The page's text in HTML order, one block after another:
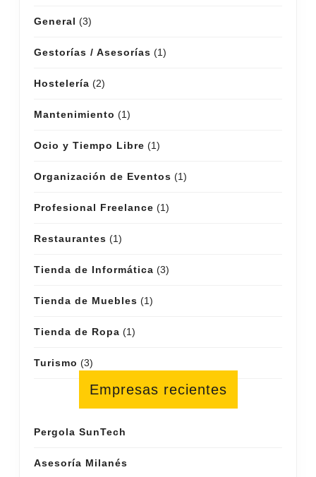
General (3)
Gestorías / Asesorías (1)
Hostelería (2)
Mantenimiento (1)
Ocio y Tiempo Libre (1)
Organización de Eventos (1)
Profesional Freelance (1)
Restaurantes (1)
Tienda de Informática (3)
Tienda de Muebles (1)
Tienda de Ropa (1)
Turismo (3)
Empresas recientes
Pergola SunTech
Asesoría Milanés